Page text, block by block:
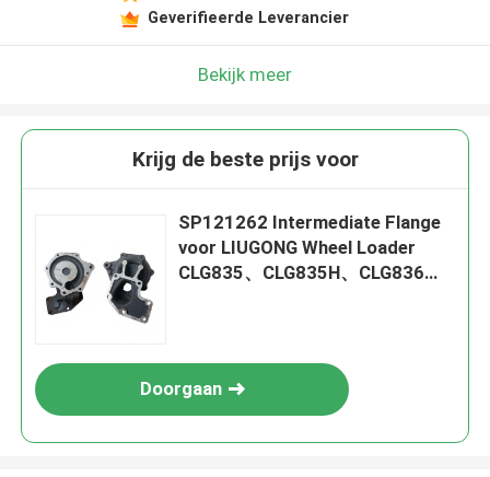
Geverifieerde Leverancier
Bekijk meer
Krijg de beste prijs voor
SP121262 Intermediate Flange
voor LIUGONG Wheel Loader
CLG835、CLG835H、CLG836、
Doorgaan